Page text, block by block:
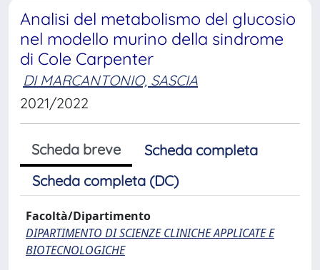
Analisi del metabolismo del glucosio
nel modello murino della sindrome
di Cole Carpenter
DI MARCANTONIO, SASCIA
2021/2022
Scheda breve
Scheda completa
Scheda completa (DC)
Facoltà/Dipartimento
DIPARTIMENTO DI SCIENZE CLINICHE APPLICATE E
BIOTECNOLOGICHE